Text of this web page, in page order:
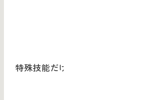
特殊技能だけに頼る時代はもう終